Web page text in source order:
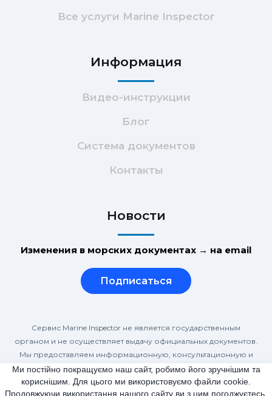
Все услуги Marine Inspector
Информация
Видео-инструкции
Блог
Система документов
Контакты
Новости
Изменения в морских документах → на email
Подписаться
Сервис Marine Inspector не является государственным
органом и не осуществляет выдачу официальных документов.
Мы предоставляем информационную, консультационную и
сопровождающую помощь при подготовке и подаче
документов в соответствии с требованиями STCW и Морской
Ми постійно покращуємо наш сайт, робимо його зручнішим та
кориснішим. Для цього ми використовуємо файли cookie.
Продовжуючи використання нашого сайту ви з цим погоджуєтесь.